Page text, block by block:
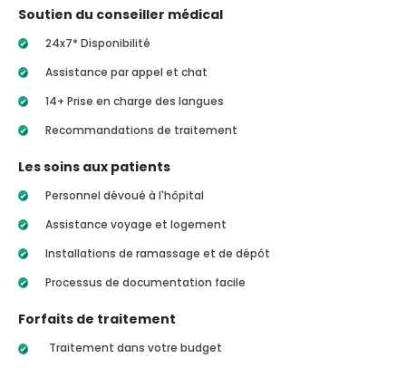
Soutien du conseiller médical
24x7* Disponibilité
Assistance par appel et chat
14+ Prise en charge des langues
Recommandations de traitement
Les soins aux patients
Personnel dévoué à l'hôpital
Assistance voyage et logement
Installations de ramassage et de dépôt
Processus de documentation facile
Forfaits de traitement
Traitement dans votre budget